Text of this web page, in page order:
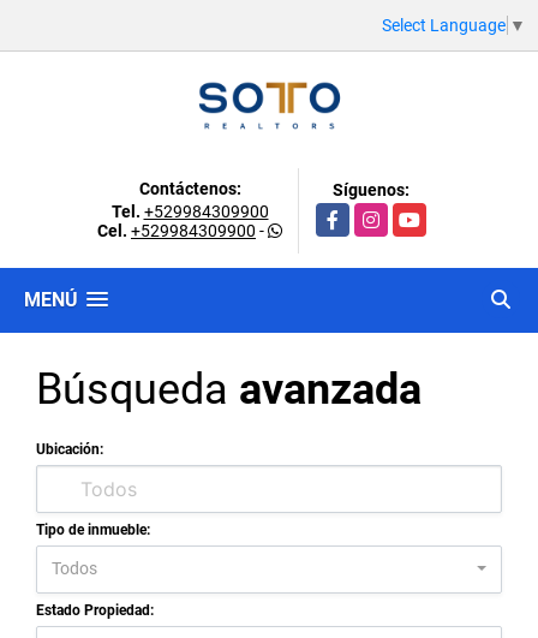
Select Language ▼
Contáctenos:
Tel. +529984309900
Cel. +529984309900 -
Síguenos:
FacebookInstagramYouTube
MENÚ
Búsqueda avanzada
Ubicación:
Tipo de inmueble:
Todos
Estado Propiedad: